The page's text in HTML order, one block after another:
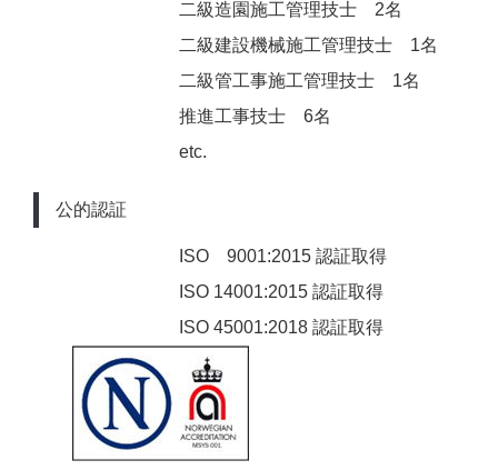
二級造園施工管理技士 2名
二級建設機械施工管理技士 1名
二級管工事施工管理技士 1名
推進工事技士 6名
etc.
公的認証
ISO 9001:2015 認証取得
ISO 14001:2015 認証取得
ISO 45001:2018 認証取得